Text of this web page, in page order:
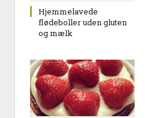
Hjemmelavede
flødeboller uden gluten
og mælk